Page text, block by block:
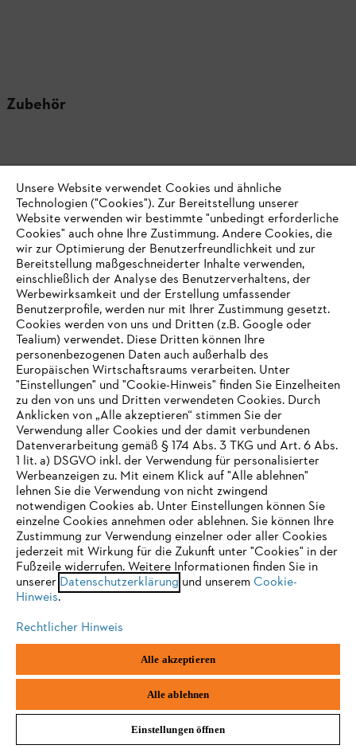
Zubehör
Produktzubehör
BETRIEBSSTOFFE
IHR BROWSER WIRD NICHT
UNTERSTÜTZT
Sie nutzen einen Browser, den wir noch nicht unterstützen. Für
eine optimale Nutzung unserer Seite empfehlen wir Ihnen, zu
einem der folgenden Browser zu wechseln:
Firefox Chrome
Unsere Website verwendet Cookies und ähnliche
Technologien ("Cookies"). Zur Bereitstellung unserer
Website verwenden wir bestimmte "unbedingt erforderliche
Cookies" auch ohne Ihre Zustimmung. Andere Cookies, die
wir zur Optimierung der Benutzerfreundlichkeit und zur
Bereitstellung maßgeschneiderter Inhalte verwenden,
einschließlich der Analyse des Benutzerverhaltens, der
Werbewirksamkeit und der Erstellung umfassender
Benutzerprofile, werden nur mit Ihrer Zustimmung gesetzt.
Cookies werden von uns und Dritten (z.B. Google oder
Tealium) verwendet. Diese Dritten können Ihre
personenbezogenen Daten auch außerhalb des
Europäischen Wirtschaftsraums verarbeiten. Unter
"Einstellungen" und "Cookie-Hinweis" finden Sie Einzelheiten
zu den von uns und Dritten verwendeten Cookies. Durch
Anklicken von „Alle akzeptieren“ stimmen Sie der
Verwendung aller Cookies und der damit verbundenen
Datenverarbeitung gemäß § 174 Abs. 3 TKG und Art. 6 Abs.
1 lit. a) DSGVO inkl. der Verwendung für personalisierter
Werbeanzeigen zu. Mit einem Klick auf "Alle ablehnen"
lehnen Sie die Verwendung von nicht zwingend
notwendigen Cookies ab. Unter Einstellungen können Sie
einzelne Cookies annehmen oder ablehnen. Sie können Ihre
Zustimmung zur Verwendung einzelner oder aller Cookies
jederzeit mit Wirkung für die Zukunft unter "Cookies" in der
Fußzeile widerrufen. Weitere Informationen finden Sie in
unserer Datenschutzerklärung und unserem Cookie-
Hinweis.
Rechtlicher Hinweis
Alle akzeptieren
Alle ablehnen
Einstellungen öffnen